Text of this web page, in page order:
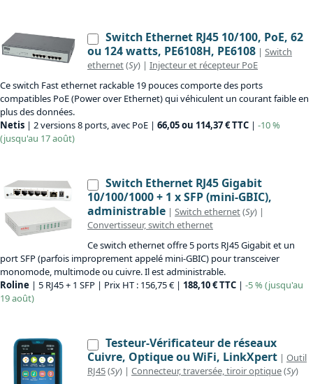
Switch Ethernet RJ45 10/100, PoE, 62
ou 124 watts, PE6108H, PE6108 | Switch
ethernet(Sy) | Injecteur et récepteur PoE
Ce switch Fast ethernet rackable 19 pouces comporte des ports
compatibles PoE (Power over Ethernet) qui véhiculent un courant faible en
plus des données.
Netis | 2 versions 8 ports, avec PoE | 66,05 ou 114,37 € TTC | -10 %
(jusqu'au 17 août)
Switch Ethernet RJ45 Gigabit
10/100/1000 + 1 x SFP (mini-GBIC),
administrable | Switch ethernet(Sy) |
Convertisseur, switch ethernet
Ce switch ethernet offre 5 ports RJ45 Gigabit et un
port SFP (parfois improprement appelé mini-GBIC) pour transceiver
monomode, multimode ou cuivre. Il est administrable.
Roline | 5 RJ45 + 1 SFP | Prix HT : 156,75 € | 188,10 € TTC | -5 % (jusqu'au
19 août)
Testeur-Vérificateur de réseaux
Cuivre, Optique ou WiFi, LinkXpert | Outil
RJ45(Sy) | Connecteur, traversée, tiroir optique(Sy)